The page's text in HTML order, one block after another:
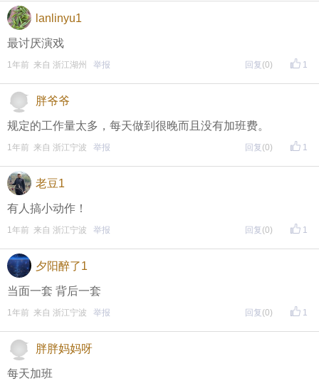
lanlinyu1
最讨厌演戏
1
1年前 来自 浙江湖州 举报 回复 (0)
胖爷爷
规定的工作量太多，每天做到很晚而且没有加班费。
1
1年前 来自 浙江宁波 举报 回复 (0)
老豆1
有人搞小动作！
1
1年前 来自 浙江宁波 举报 回复 (0)
夕阳醉了1
当面一套 背后一套
1
1年前 来自 浙江宁波 举报 回复 (0)
胖胖妈妈呀
每天加班